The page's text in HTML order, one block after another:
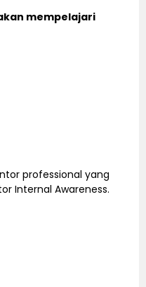
mempelajari
professional yang
Internal Awareness.